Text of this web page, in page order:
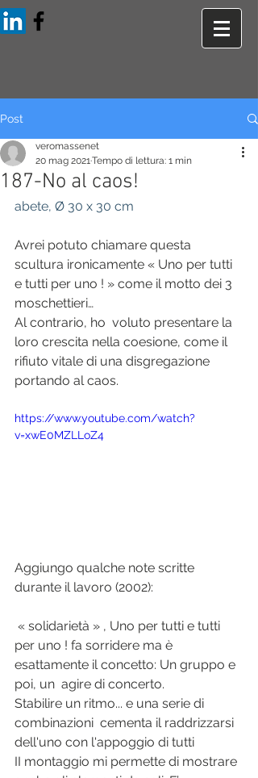
Post
187-No al caos!
veromassenet
20 mag 2021Tempo di lettura: 1 min
abete, Ø 30 x 30 cm
Avrei potuto chiamare questa
scultura ironicamente « Uno per tutti
e tutti per uno ! » come il motto dei 3
moschettieri…
Al contrario, ho  voluto presentare la
loro crescita nella coesione, come il
rifiuto vitale di una disgregazione
portando al caos.
https://www.youtube.com/watch?
v=xwE0MZLLoZ4
Aggiungo qualche note scritte
durante il lavoro (2002):
per uno ! fa sorridere ma è
esattamente il concetto: Un gruppo e
poi, un  agire di concerto.
Stabilire un ritmo... e una serie di
combinazioni  cementa il raddrizzarsi
dell'uno con l'appoggio di tutti
II montaggio mi permette di mostrare